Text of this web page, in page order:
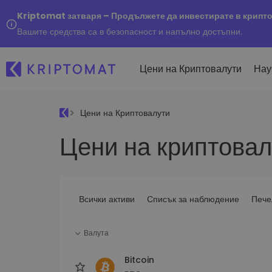
Kriptomat затваря – Продължете да инвестирате в
Вашите средства са в безопасност и напълно достъпни.
Цени на Криптовалути
Всички цени
Над 300+ криптовалути
инвестиране
Купуване и
криптовалута
Над 1 000 опции за
Цени на Криптовалути
Цени на
Всички активи Списък за наблюдение
Валута
Bitcoin